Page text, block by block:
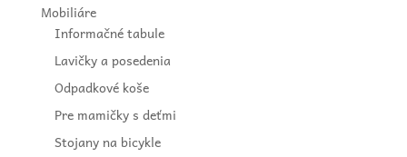
Mobiliáre
Informačné tabule
Lavičky a posedenia
Odpadkové koše
Pre mamičky s deťmi
Stojany na bicykle